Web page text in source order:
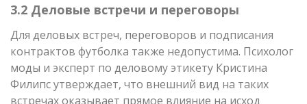
3.2 Деловые встречи и переговоры
Для деловых встреч, переговоров и подписания
контрактов футболка также недопустима. Психолог
моды и эксперт по деловому этикету Кристина
Филипс утверждает, что внешний вид на таких
встречах оказывает прямое влияние на исход